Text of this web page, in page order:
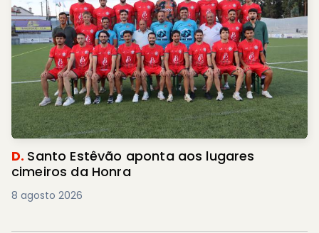
D. Santo Estêvão aponta aos lugares
cimeiros da Honra
8 agosto 2026